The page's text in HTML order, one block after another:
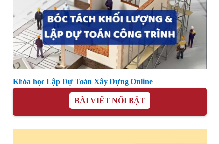
Khóa học Lập Dự Toán Xây Dựng Online
BÀI VIẾT NỔI BẬT